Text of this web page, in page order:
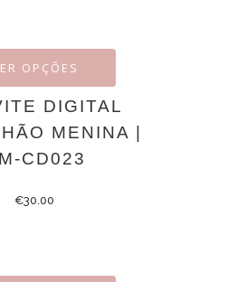
OPÇÕES
DIGITAL
MENINA |
CD023
€30.00